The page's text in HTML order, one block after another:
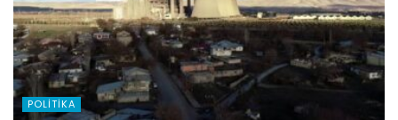
POLITIKA